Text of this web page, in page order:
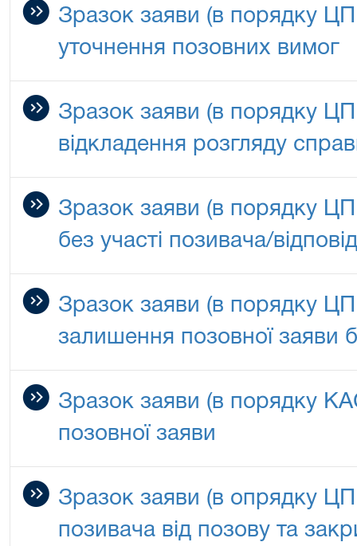
Зразок заяви (в порядку
уточнення позовних вимог
Зразок заяви (в порядку
відкладення розгляду
Зразок заяви (в порядку
без участі позивача/
Зразок заяви (в порядку
залишення позовної заяви
Зразок заяви (в порядку
позовної заяви
Зразок заяви (в опрядку
позивача від позову та